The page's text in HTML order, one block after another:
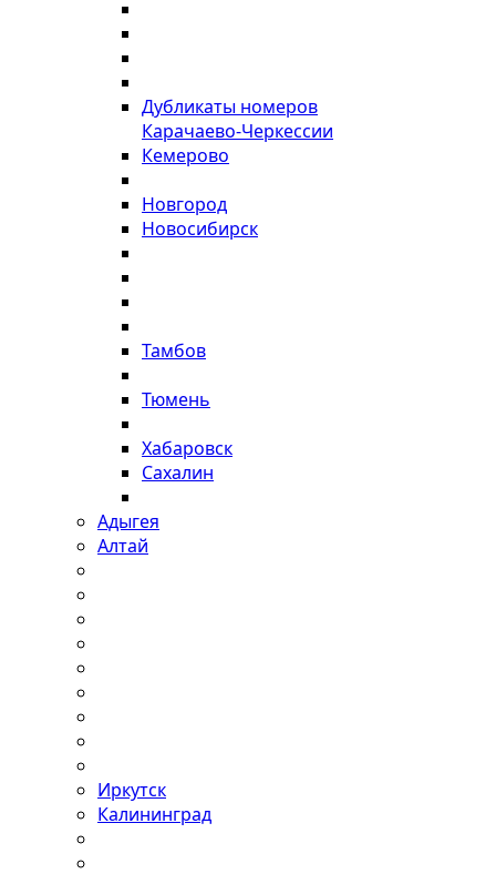
Дубликаты номеров
Карачаево-Черкессии
Кемерово
Новгород
Новосибирск
Тамбов
Тюмень
Хабаровск
Сахалин
Адыгея
Алтай
Иркутск
Калининград